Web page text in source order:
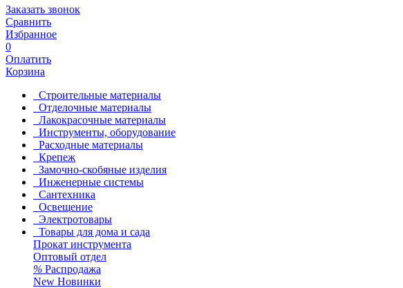
Заказать звонок
Сравнить
Избранное
0
Оплатить
Корзина
Строительные материалы
Отделочные материалы
Лакокрасочные материалы
Инструменты, оборудование
Расходные материалы
Крепеж
Замочно-скобяные изделия
Инженерные системы
Сантехника
Освещение
Электротовары
Товары для дома и сада
Прокат инструмента
Оптовый отдел
% Распродажа
New Новинки